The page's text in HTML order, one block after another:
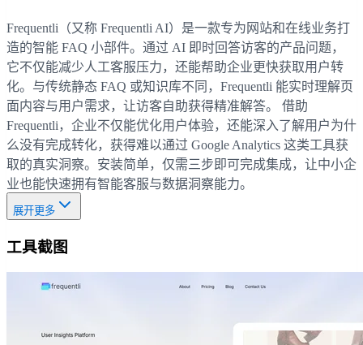
Frequentli（又称 Frequentli AI）是一款专为网站和在线业务打
造的智能 FAQ 小部件。通过 AI 即时回答访客的产品问题，
它不仅能减少人工客服压力，还能帮助企业更快获取用户转
化。与传统静态 FAQ 或知识库不同，Frequentli 能实时理解页
面内容与用户需求，让访客自助获得精准解答。 借助
Frequentli，企业不仅能优化用户体验，还能深入了解用户为什
么没有完成转化，获得难以通过 Google Analytics 这类工具获
取的真实洞察。安装简单，仅需三步即可完成集成，让中小企
业也能快速拥有智能客服与数据洞察能力。
展开更多
工具截图